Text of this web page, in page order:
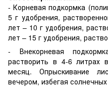
- Корневая подкормка
5 г удобрения,
лет – 10 г удобрения,
лет – 15 г удобрения,
- Внекорневая
растворить в 4-6 литрах
месяц. Опрыскивание
вечером, избегая